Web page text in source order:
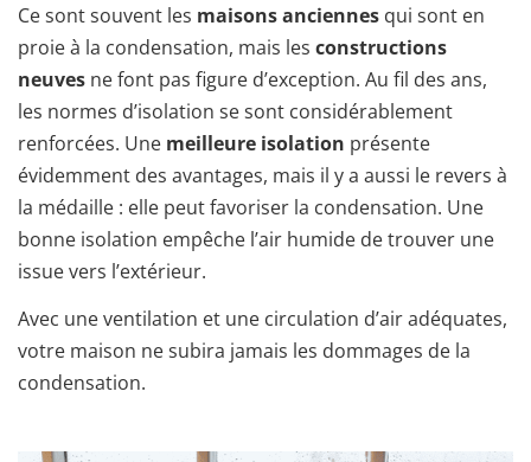
Ce sont souvent les maisons anciennes qui sont en
proie à la condensation, mais les constructions
neuves ne font pas figure d’exception. Au fil des ans,
les normes d’isolation se sont considérablement
renforcées. Une meilleure isolation présente
évidemment des avantages, mais il y a aussi le revers à
la médaille : elle peut favoriser la condensation. Une
bonne isolation empêche l’air humide de trouver une
issue vers l’extérieur.
Avec une ventilation et une circulation d’air adéquates,
votre maison ne subira jamais les dommages de la
condensation.